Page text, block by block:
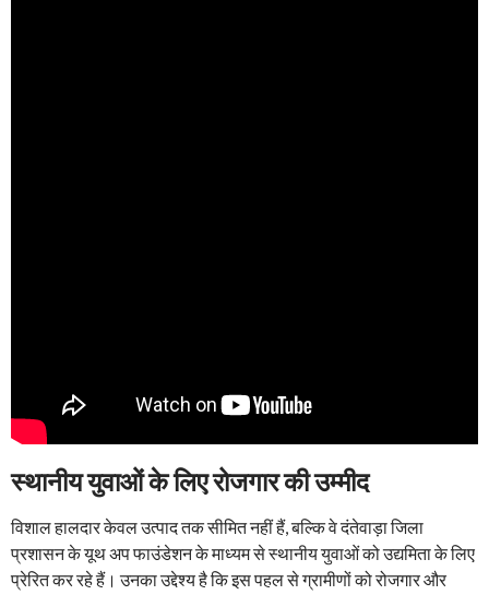
स्थानीय युवाओं के लिए रोजगार की उम्मीद
विशाल हालदार केवल उत्पाद तक सीमित नहीं हैं, बल्कि वे दंतेवाड़ा जिला
प्रशासन के यूथ अप फाउंडेशन के माध्यम से स्थानीय युवाओं को उद्यमिता के लिए
प्रेरित कर रहे हैं। उनका उद्देश्य है कि इस पहल से ग्रामीणों को रोजगार और